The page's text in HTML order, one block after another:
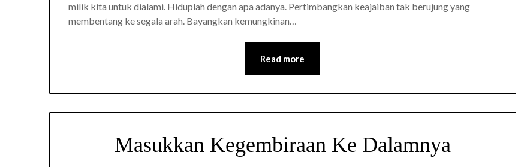
milik kita untuk dialami. Hiduplah dengan apa adanya. Pertimbangkan keajaiban tak berujung yang
membentang ke segala arah. Bayangkan kemungkinan…
Read more
Masukkan Kegembiraan Ke Dalamnya